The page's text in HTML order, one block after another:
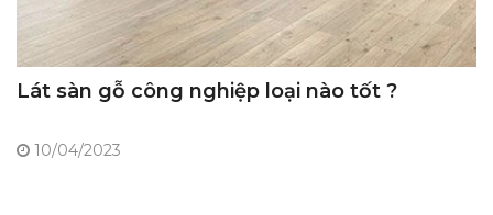
Lát sàn gỗ công nghiệp loại nào tốt ?
10/04/2023